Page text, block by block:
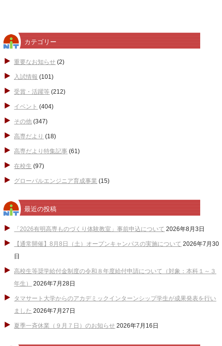
カテゴリー
重要なお知らせ (2)
入試情報 (101)
受賞・活躍等 (212)
イベント (404)
その他 (347)
高専だより (18)
高専だより特集記事 (61)
在校生 (97)
グローバルエンジニア育成事業 (15)
最近の投稿
「2026有明高専ものづくり体験教室」事前申込について 2026年8月3日
【通常開催】8月8日（土）オープンキャンパスの実施について 2026年7月30
日
高校生等奨学給付金制度の令和８年度給付申請について（対象：本科１～３
年生）
2026年7月28日
タマサート大学からのアカデミックインターンシップ学生が成果発表を行い
ました 2026年7月27日
夏季一斉休業（９月７日）のお知らせ 2026年7月16日